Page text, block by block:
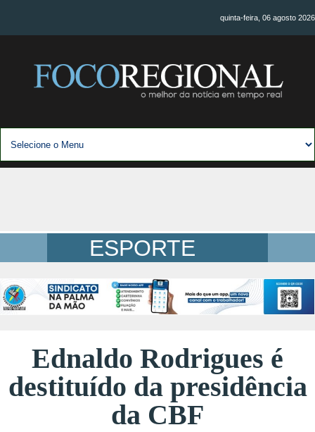
quinta-feira, 06 agosto 2026
ESPORTE
Ednaldo Rodrigues é
destituído da presidência
da CBF